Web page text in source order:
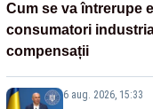
Cum se va întrerupe
consumatori
compensații
6 aug. 2026, 15:33